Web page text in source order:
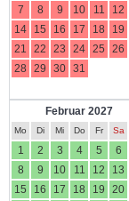
7
8 9 10 11 12
14
15 16 17 18 19
21
22 23 24 25 26
28 29 30 31
Februar 2027
Mo Di Mi Do Fr Sa
1 2 3 4 5 6
8
9 10 11 12 13
15
16 17 18 19 20